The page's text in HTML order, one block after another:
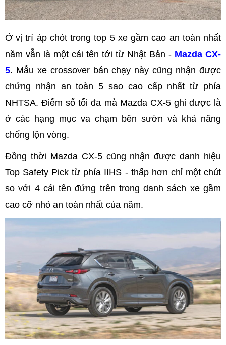
Ở vị trí áp chót trong top 5 xe gầm cao an toàn nhất
năm vẫn là một cái tên tới từ Nhật Bản - Mazda CX-
5. Mẫu xe crossover bán chạy này cũng nhận được
chứng nhận an toàn 5 sao cao cấp nhất từ phía
NHTSA. Điểm số tối đa mà Mazda CX-5 ghi được là
ở các hạng mục va chạm bên sườn và khả năng
chống lộn vòng.
Đồng thời Mazda CX-5 cũng nhận được danh hiệu
Top Safety Pick từ phía IIHS - thấp hơn chỉ một chút
so với 4 cái tên đứng trên trong danh sách xe gầm
cao cỡ nhỏ an toàn nhất của năm.